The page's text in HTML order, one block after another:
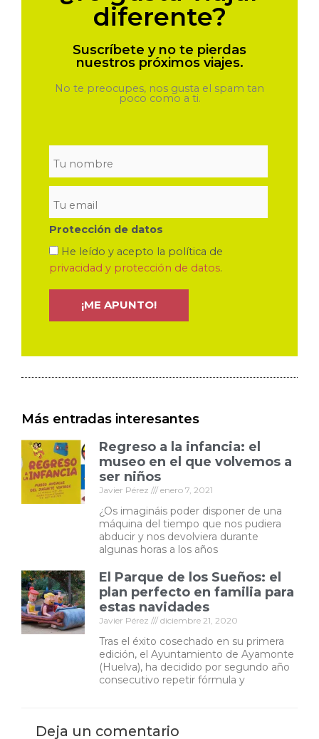
diferente?
Suscríbete y no te pierdas
nuestros próximos viajes.
No te preocupes, nos gusta el spam tan
poco como a ti.
Protección de datos
He leído y acepto la política de
privacidad y protección de datos.
Más entradas interesantes
Regreso a la infancia: el
museo en el que volvemos a
ser niños
Javier Pérez enero 7, 2021
¿Os imagináis poder disponer de una
máquina del tiempo que nos pudiera
abducir y nos devolviera durante
algunas horas a los años
El Parque de los Sueños: el
plan perfecto en familia para
estas navidades
Javier Pérez diciembre 21, 2020
Tras el éxito cosechado en su primera
edición, el Ayuntamiento de Ayamonte
(Huelva), ha decidido por segundo año
consecutivo repetir fórmula y
Deja un comentario